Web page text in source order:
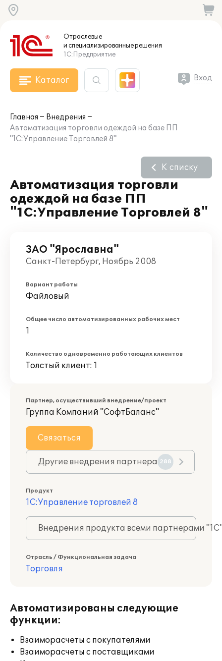
Отраслевые
и специализированныерешения
1С:Предприятие
Каталог Вход
Главная
Внедрения
Автоматизация торговли одеждой на базе ПП
"1С:Управление Торговлей 8"
Автоматизация торговли
одеждой на базе ПП
"1С:Управление Торговлей 8"
К списку
ЗАО "Ярославна"
Санкт-Петербург, Ноябрь 2008
Вариант работы
Файловый
Общее число автоматизированных рабочих мест
1
Количество одновременно работающих клиентов
Толстый клиент: 1
Партнер, осуществивший внедрение/проект
Группа Компаний "СофтБаланс"
Связаться
Другие внедрения партнера 288
Продукт
1С:Управление торговлей 8
Внедрения продукта всеми партнерами
Отрасль / Функциональная задача
Торговля
Автоматизированы следующие
функции:
Взаиморасчеты с покупателями
Взаиморасчеты с поставщиками